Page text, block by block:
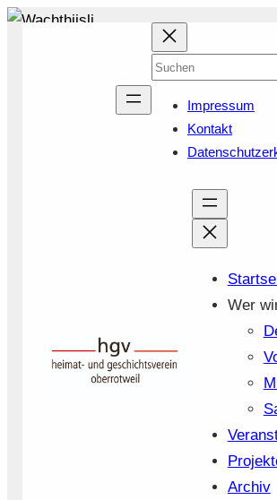
Zum
Suchen
Impressum
Kontakt
Wer
Archiv